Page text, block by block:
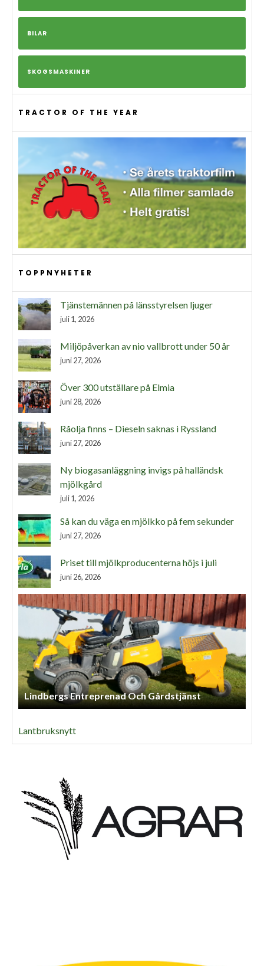
BILAR
SKOGSMASKINER
TRACTOR OF THE YEAR
TOPPNYHETER
Tjänstemännen på länsstyrelsen ljuger
juli 1, 2026
Miljöpåverkan av nio vallbrott under 50 år
juni 27, 2026
Över 300 utställare på Elmia
juni 28, 2026
Råolja finns – Dieseln saknas i Ryssland
juni 27, 2026
Ny biogasanläggning invigs på halländsk
mjölkgård
juli 1, 2026
Så kan du väga en mjölkko på fem sekunder
juni 27, 2026
Priset till mjölkproducenterna höjs i juli
juni 26, 2026
Lindbergs Entreprenad Och Gårdstjänst